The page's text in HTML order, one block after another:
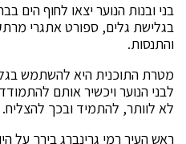
בני ובנות הנוער יצאו לחוף הים
בגלישת גלים, ספורט אתגרי
והתנסות.
מטרת התוכנית היא להשתמש
לבני הנוער ויכשיר אותם
לא לוותר, להתמיד ובכך להצליח.
ראש העיר רמי גרינברג בירך על